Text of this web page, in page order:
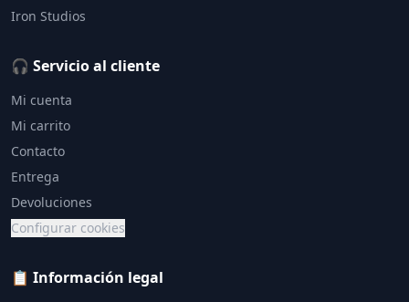
Iron Studios
🎧 Servicio al cliente
Mi cuenta
Mi carrito
Contacto
Entrega
Devoluciones
Configurar cookies
📋 Información legal